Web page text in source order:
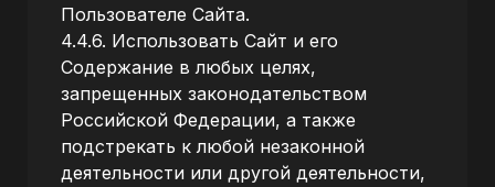
Пользователе Сайта.
4.4.6. Использовать Сайт и его
Содержание в любых целях,
запрещенных законодательством
Российской Федерации, а также
подстрекать к любой незаконной
деятельности или другой деятельности,